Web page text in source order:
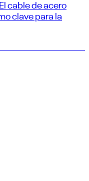
cable de acero
clave para la